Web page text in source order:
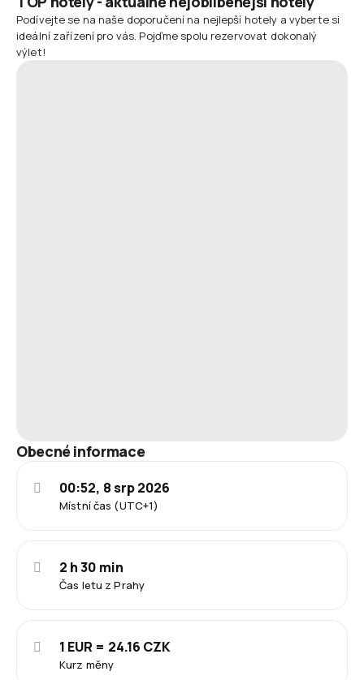
Podívejte se na naše doporučení na nejlepší hotely a vyberte si
ideální zařízení pro vás. Pojďme spolu rezervovat dokonalý
výlet!
Obecné informace
Místní čas (UTC+1)
00:52, 8 srp 2026
Čas letu z Prahy
2 h 30 min
Kurz měny
1 EUR = 24.16 CZK